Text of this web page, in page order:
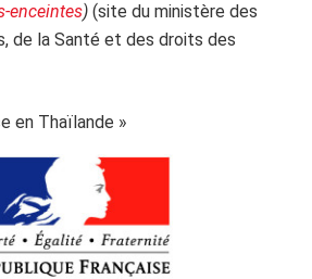
enceintes) (site du ministère des
de la Santé et des droits des
en Thaïlande »